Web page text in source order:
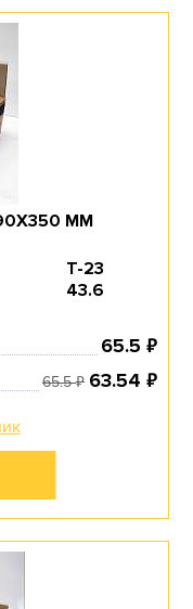
ММ
Т-23
43.6
65.5 ₽
65.5₽ 63.54 ₽